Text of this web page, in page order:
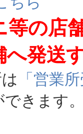
の店
へ発送
「営業
きます